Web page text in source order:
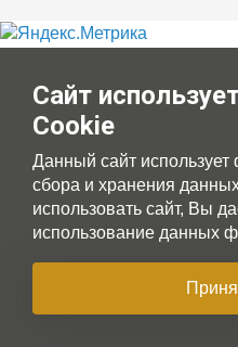
Сайт
Cookie
Данный сайт
сбора и хранения
использовать сайт, Вы
использование данных